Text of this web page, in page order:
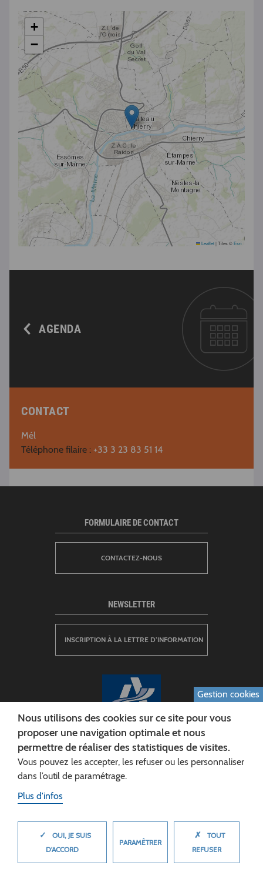
+
−
Leaflet|Tiles ©Esri
AGENDA
CONTACT
Mél
Téléphone filaire : +33 3 23 83 51 14
CONSEIL DÉPARTEMENTAL DE L'AISNE
Siège :
FORMULAIRE DE CONTACT
CONTACTEZ-NOUS
NEWSLETTER
INSCRIPTION À LA LETTRE D’INFORMATION
Gestion cookies
Nous utilisons des cookies sur ce site pour vous
proposer une navigation optimale et nous
permettre de réaliser des statistiques de visites.
Vous pouvez les accepter, les refuser ou les personnaliser
dans l’outil de paramétrage.
Plus d'infos
✓
OUI, JE SUIS
D'ACCORD
PARAMÈTRER
✗
TOUT
REFUSER
MASQUER